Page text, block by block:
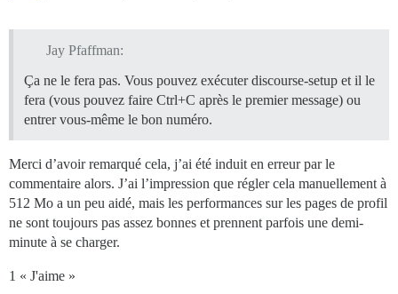
Jay Pfaffman:
Ça ne le fera pas. Vous pouvez exécuter discourse-setup et il le
fera (vous pouvez faire Ctrl+C après le premier message) ou
entrer vous-même le bon numéro.
Merci d’avoir remarqué cela, j’ai été induit en erreur par le
commentaire alors. J’ai l’impression que régler cela manuellement à
512 Mo a un peu aidé, mais les performances sur les pages de profil
ne sont toujours pas assez bonnes et prennent parfois une demi-
minute à se charger.
1 « J'aime »